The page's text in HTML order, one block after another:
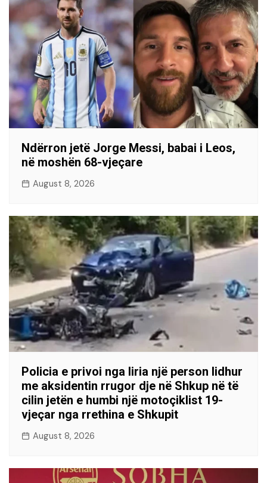
Ndërron jetë Jorge Messi, babai i Leos,
në moshën 68-vjeçare
August 8, 2026
Policia e privoi nga liria një person lidhur
me aksidentin rrugor dje në Shkup në të
cilin jetën e humbi një motoçiklist 19-
vjeçar nga rrethina e Shkupit
August 8, 2026